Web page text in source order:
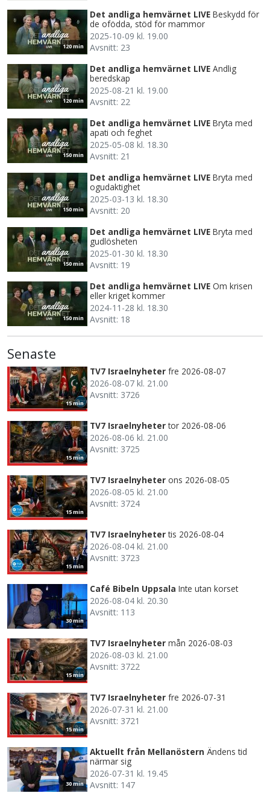
120 min
Det andliga hemvärnet LIVE Beskydd för
de ofödda, stöd för mammor
2025-10-09 kl. 19.00
Avsnitt: 23
120 min
Det andliga hemvärnet LIVE Andlig
beredskap
2025-08-21 kl. 19.00
Avsnitt: 22
150 min
Det andliga hemvärnet LIVE Bryta med
apati och feghet
2025-05-08 kl. 18.30
Avsnitt: 21
150 min
Det andliga hemvärnet LIVE Bryta med
ogudaktighet
2025-03-13 kl. 18.30
Avsnitt: 20
150 min
Det andliga hemvärnet LIVE Bryta med
gudlösheten
2025-01-30 kl. 18.30
Avsnitt: 19
150 min
Det andliga hemvärnet LIVE Om krisen
eller kriget kommer
2024-11-28 kl. 18.30
Avsnitt: 18
Senaste
15 min
TV7 Israelnyheter fre 2026-08-07
2026-08-07 kl. 21.00
Avsnitt: 3726
15 min
TV7 Israelnyheter tor 2026-08-06
2026-08-06 kl. 21.00
Avsnitt: 3725
15 min
TV7 Israelnyheter ons 2026-08-05
2026-08-05 kl. 21.00
Avsnitt: 3724
15 min
TV7 Israelnyheter tis 2026-08-04
2026-08-04 kl. 21.00
Avsnitt: 3723
30 min
Café Bibeln Uppsala Inte utan korset
2026-08-04 kl. 20.30
Avsnitt: 113
15 min
TV7 Israelnyheter mån 2026-08-03
2026-08-03 kl. 21.00
Avsnitt: 3722
15 min
TV7 Israelnyheter fre 2026-07-31
2026-07-31 kl. 21.00
Avsnitt: 3721
30 min
Aktuellt från Mellanöstern Ändens tid
närmar sig
2026-07-31 kl. 19.45
Avsnitt: 147